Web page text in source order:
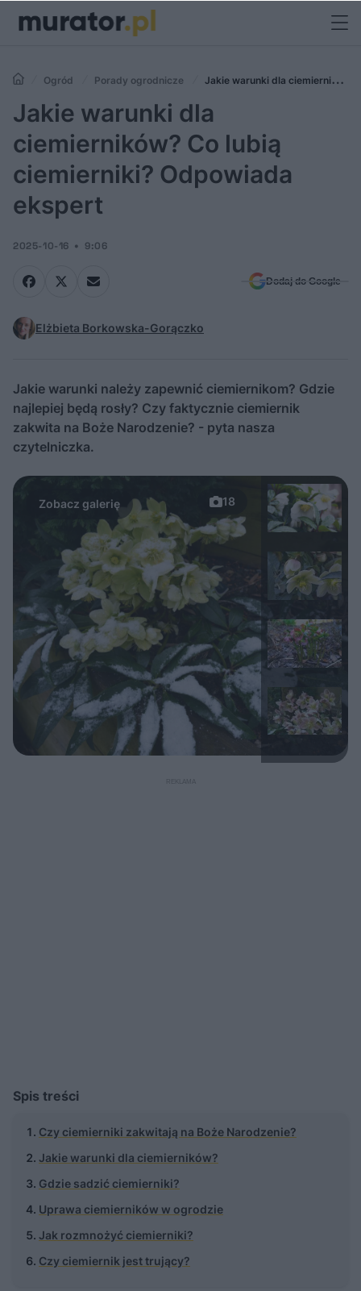
Ogród Porady ogrodnicze
Jakie warunki dla ciemierników?
Co lubią ciemierniki? Odpowiada ekspert
Jakie warunki dla
ciemierników? Co lubią
ciemierniki? Odpowiada
ekspert
2025-10-16 9:06
Dodaj do Google
Elżbieta Borkowska-Gorączko
Jakie warunki należy zapewnić ciemiernikom? Gdzie
najlepiej będą rosły? Czy faktycznie ciemiernik
zakwita na Boże Narodzenie? - pyta nasza
czytelniczka.
18
Spis treści
Czy ciemierniki zakwitają na Boże Narodzenie?
Jakie warunki dla ciemierników?
Gdzie sadzić ciemierniki?
Uprawa ciemierników w ogrodzie
Jak rozmnożyć ciemierniki?
Czy ciemiernik jest trujący?